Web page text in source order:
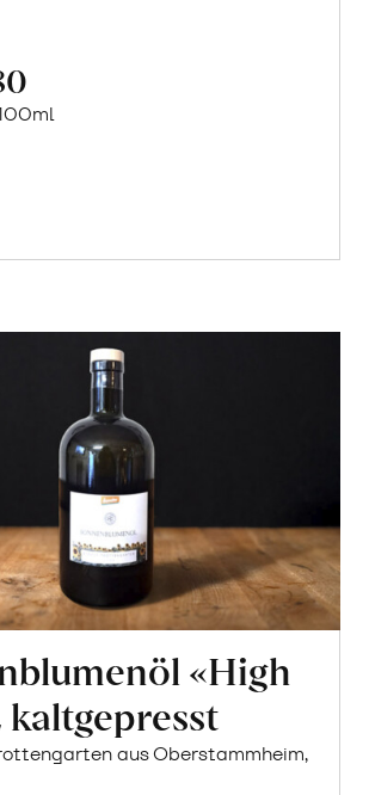
«High
kaltgepresst
aus Oberstammheim,